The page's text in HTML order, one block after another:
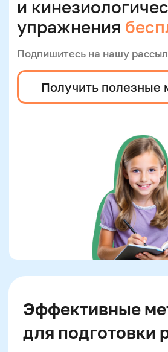
Занимайтесь математическими
Собирайте пазлы и головоломки
Решайте логические задачи и
Играйте в шахматы и шашки
Читайте детективные истории
Применяйте метод дедукции на
Развитие логического
мышления у детей перед
школой